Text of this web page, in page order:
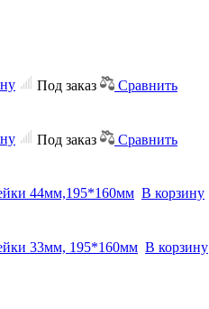
Под заказ Сравнить
Под заказ Сравнить
44мм,195*160мм В корзину
33мм, 195*160мм В корзину